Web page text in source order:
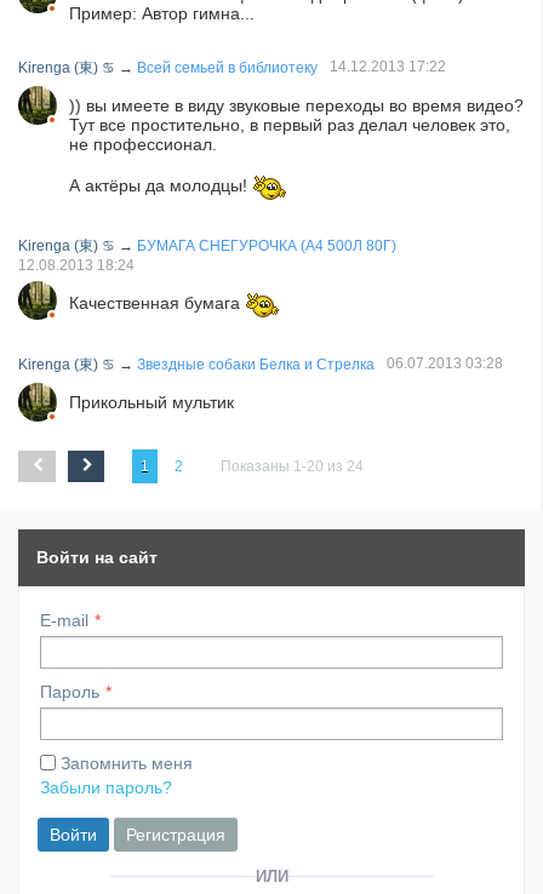
Пример: Автор гимна...
Kirenga (東) ♋ → Всей семьей в библиотеку 14.12.2013 17:22
)) вы имеете в виду звуковые переходы во время видео?
Тут все простительно, в первый раз делал человек это,
не профессионал.
А актёры да молодцы!
Kirenga (東) ♋ → БУМАГА СНЕГУРОЧКА (А4 500Л 80Г)
12.08.2013 18:24
Качественная бумага
Kirenga (東) ♋ → Звездные собаки Белка и Стрелка 06.07.2013 03:28
Прикольный мультик
1 2 Показаны 1-20 из 24
Войти на сайт
E-mail
Пароль
Запомнить меня
Забыли пароль?
Войти Регистрация
ИЛИ